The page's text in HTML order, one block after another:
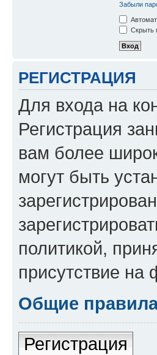
Забыли
Скрыть
РЕГИСТРАЦИЯ
Для входа на
Регистрация
вам более
могут быть
политикой,
присутствие на
Общие
Регистрация